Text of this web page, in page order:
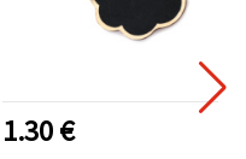
1.30 €